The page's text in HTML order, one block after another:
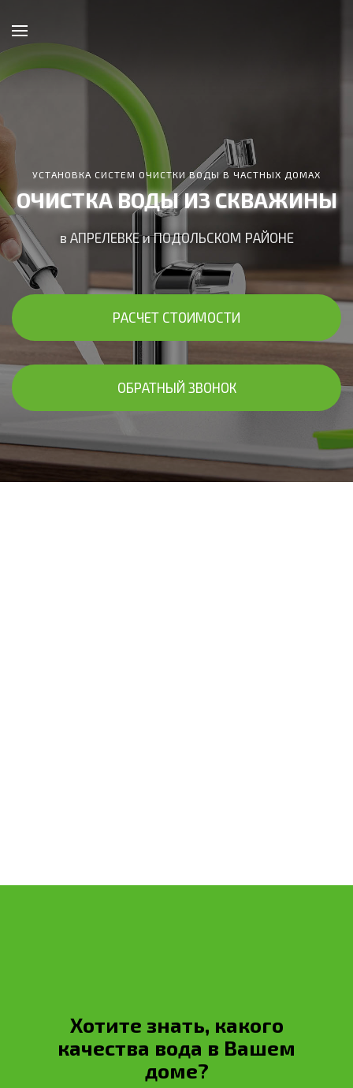
УСТАНОВКА СИСТЕМ ОЧИСТКИ ВОДЫ В ЧАСТНЫХ ДОМАХ
ОЧИСТКА ВОДЫ ИЗ СКВАЖИНЫ
в АПРЕЛЕВКЕ и ПОДОЛЬСКОМ РАЙОНЕ
РАСЧЕТ СТОИМОСТИ
ОБРАТНЫЙ ЗВОНОК
Хотите знать, какого
качества вода в Вашем
доме?